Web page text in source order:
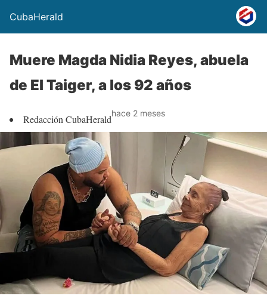
CubaHerald
Muere Magda Nidia Reyes, abuela
de El Taiger, a los 92 años
Redacción CubaHeraldhace 2 meses